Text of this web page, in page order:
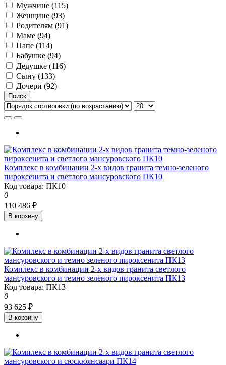
Мужчине (115)
Женщине (93)
Родителям (91)
Маме (94)
Папе (114)
Бабушке (94)
Дедушке (116)
Сыну (133)
Дочери (92)
Поиск
Комплекс в комбинации 2-х видов гранита темно-зеленого
пироксенита и светлого мансуровского ПК10
Код товара: ПК10
0
110 486 ₽
В корзину
Комплекс в комбинации 2-х видов гранита светлого
мансуровского и темно зеленого пироксенита ПК13
Код товара: ПК13
0
93 625 ₽
В корзину